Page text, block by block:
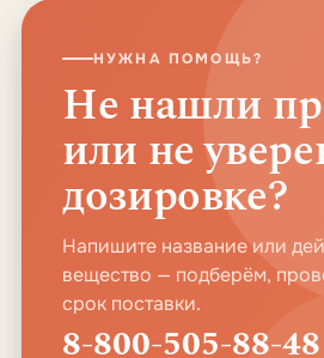
НУЖНА ПОМОЩЬ?
Не нашли
или не
дозировке?
Напишите название или
вещество — подберём,
срок поставки.
8-800-505-88-48